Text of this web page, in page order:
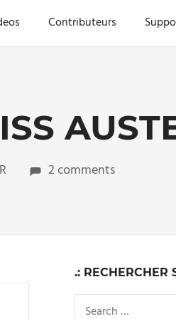
Contributeurs
2 comments
.: RECHERCHER